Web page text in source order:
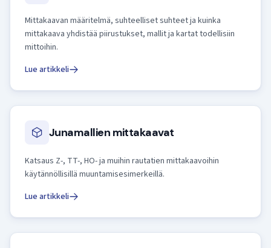
Mittakaavan määritelmä, suhteelliset suhteet ja kuinka
mittakaava yhdistää piirustukset, mallit ja kartat todellisiin
mittoihin.
Lue artikkeli
Junamallien mittakaavat
Katsaus Z-, TT-, HO- ja muihin rautatien mittakaavoihin
käytännöllisillä muuntamisesimerkeillä.
Lue artikkeli